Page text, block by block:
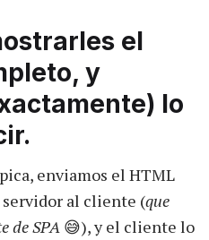
el
y
lo
enviamos el HTML
al cliente (que
de SPA 😅), y el cliente lo